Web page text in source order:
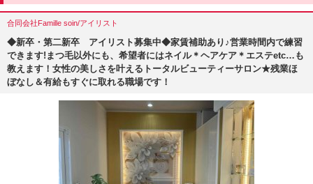
合同会社Famille soin/アイリスト
◆新卒・第二新卒 アイリスト募集中◆家賃補助あり♪営業時間内で練習
できます!まつ毛以外にも、希望者にはネイル＊ヘアケア＊エステetc…も
教えます！女性の美しさを叶えるトータルビューティーサロン★残業ほ
ぼなし＆有給もすぐに取れる職場です！